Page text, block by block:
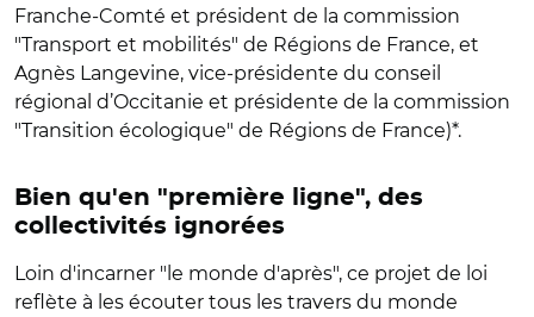
Franche-Comté et président de la commission
"Transport et mobilités" de Régions de France, et
Agnès Langevine, vice-présidente du conseil
régional d’Occitanie et présidente de la commission
"Transition écologique" de Régions de France)*.
Bien qu'en "première ligne", des
collectivités ignorées
Loin d'incarner "le monde d'après", ce projet de loi
reflète à les écouter tous les travers du monde